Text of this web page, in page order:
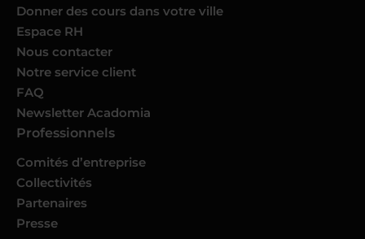
Donner des cours dans votre ville
Espace RH
Nous contacter
Notre service client
FAQ
Newsletter Acadomia
Professionnels
Comités d’entreprise
Collectivités
Partenaires
Presse